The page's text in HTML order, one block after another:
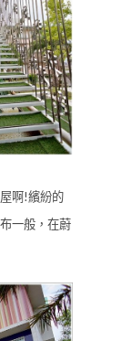
啊!繽紛的
一般，在蔚